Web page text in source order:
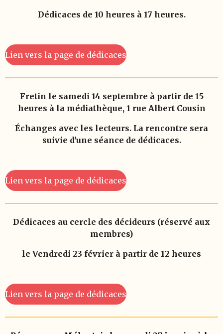
Dédicaces de 10 heures à 17 heures.
Lien vers la page de dédicaces
Fretin le samedi 14 septembre à partir de 15
heures à la médiathèque, 1 rue Albert Cousin
Échanges avec les lecteurs. La rencontre sera
suivie d'une séance de dédicaces.
Lien vers la page de dédicaces
Dédicaces au cercle des décideurs (réservé aux
membres)
le Vendredi 23 février à partir de 12 heures
Lien vers la page de dédicaces